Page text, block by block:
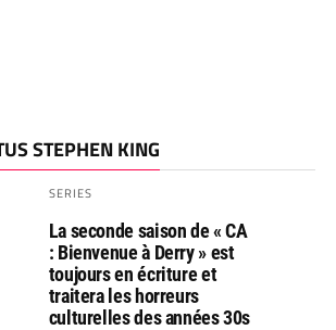
STEPHEN KING
SERIES
La seconde saison de « CA
: Bienvenue à Derry » est
toujours en écriture et
traitera les horreurs
culturelles des années 30s